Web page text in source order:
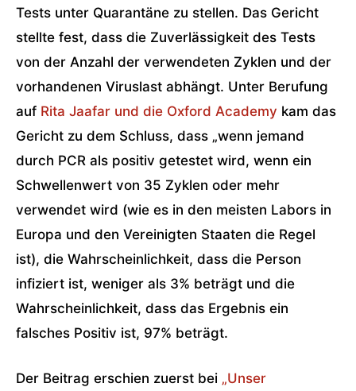
Tests unter Quarantäne zu stellen. Das Gericht
stellte fest, dass die Zuverlässigkeit des Tests
von der Anzahl der verwendeten Zyklen und der
vorhandenen Viruslast abhängt. Unter Berufung
auf Rita Jaafar und die Oxford Academy kam das
Gericht zu dem Schluss, dass „wenn jemand
durch PCR als positiv getestet wird, wenn ein
Schwellenwert von 35 Zyklen oder mehr
verwendet wird (wie es in den meisten Labors in
Europa und den Vereinigten Staaten die Regel
ist), die Wahrscheinlichkeit, dass die Person
infiziert ist, weniger als 3% beträgt und die
Wahrscheinlichkeit, dass das Ergebnis ein
falsches Positiv ist, 97% beträgt.
Der Beitrag erschien zuerst bei „Unser